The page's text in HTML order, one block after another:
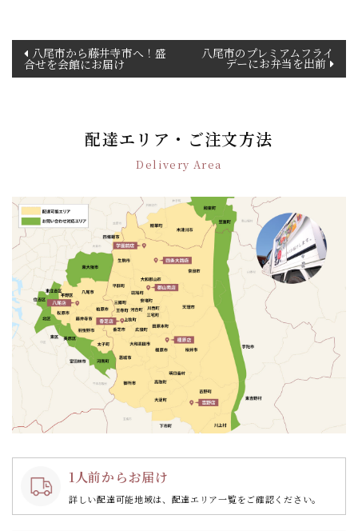
ン
八尾市から藤井寺市へ！盛
合せを会館にお届け
八尾市のプレミアムフライ
デーにお弁当を出前
配達エリア・ご注文方法
Delivery Area
1人前からお届け
詳しい配達可能地域は、配達エリア一覧をご確認ください。